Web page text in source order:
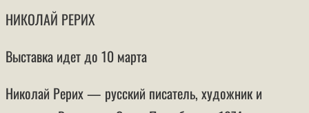
НИКОЛАЙ РЕРИХ
Выставка идет до 10 марта
Николай Рерих — русский писатель, художник и